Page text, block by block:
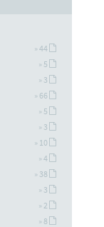
» 44
» 5
» 3
» 66
» 5
» 3
» 10
» 4
» 38
» 3
» 2
» 8